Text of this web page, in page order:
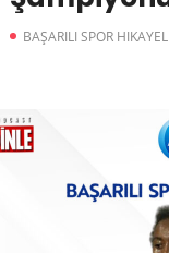
BAŞARILI SPOR